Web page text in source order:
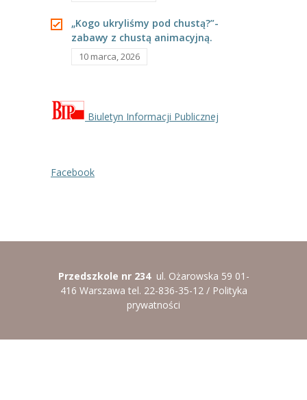
„Kogo ukryliśmy pod chustą?”-
zabawy z chustą animacyjną.
10 marca, 2026
Biuletyn Informacji Publicznej
Facebook
Przedszkole nr 234 ul. Ożarowska 59 01-
416 Warszawa tel. 22-836-35-12 / Polityka
prywatności